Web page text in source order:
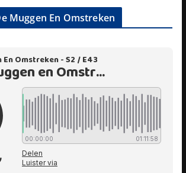
Muggen En Omstreken